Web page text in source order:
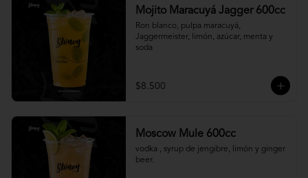
Mojito Maracuyá Jagger 600cc
Ron blanco, pulpa maracuyá,
Jaggermeister, limón, azúcar, menta y
soda
$8.500
Moscow Mule 600cc
vodka , syrup de jengibre, limón y ginger
beer.